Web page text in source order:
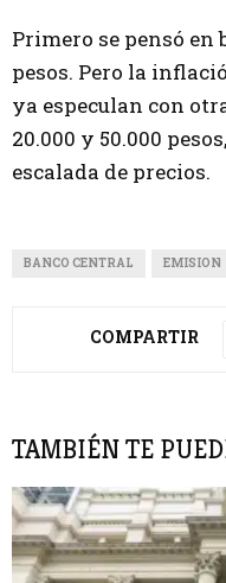
Primero se pensó en
pesos. Pero la
ya especulan con
20.000 y 50.000
escalada de precios.
BANCO CENTRAL EMISION
COMPARTIR
TAMBIÉN TE